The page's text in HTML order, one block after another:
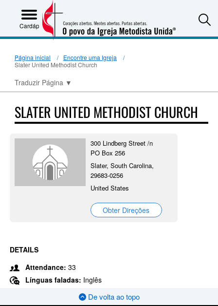
Cardápio
Página inicial
Encontre uma Igreja
Slater United Methodist Church
Traduzir Página ▼
SLATER UNITED METHODIST CHURCH
300 Lindberg Street /n
PO Box 256
Slater, South Carolina,
29683-0256
United States
Obter Direções
DETAILS
Attendance: 33
Línguas faladas: Inglês
De volta ao topo